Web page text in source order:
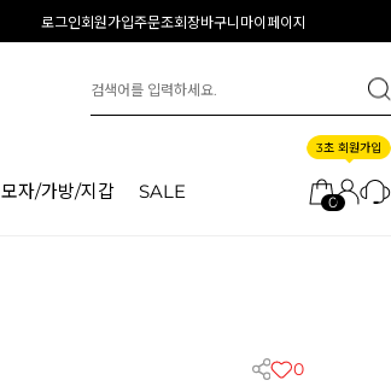
로그인회원가입주문조회장바구니 마이페이지
모자/가방/지갑 SALE 0
3초 회원가입
0